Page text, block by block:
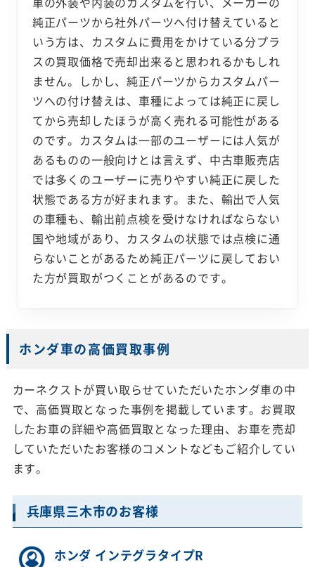
純正パーツから社外パーツへ付け替えていると
いう方は、カスタムに費用をかけている分プラ
スの買取価格で売却出来ると思われるかもしれ
ません。しかし、純正パーツからカスタムパー
ツへの付け替えは、車種によっては純正に戻し
てから売却したほうが高く売れる可能性がある
のです。カスタムは一部のユーザーには人気が
あるものの一般向けとは言えず、中古車販売店
では多くのユーザーに売りやすい純正に戻した
状態である方が好まれます。また、輸出で人気
の車種も、輸出前点検を受けなければならない
国や地域があり、カスタムの状態では点検に通
らないことがあるため純正パーツに戻しておい
た方が買取がつくことがあるのです。
ホンダ車の高価買取事例
カーネクストが買い取らせていただいたホンダ車の中
で、高価買取となった事例を掲載しています。お買取
したお車の詳細や高価買取となった理由、お車を売却
していただいたお客様のコメントなどもご紹介してい
ます。
兵庫県三木市のお客様
ホンダ インテグラタイプR